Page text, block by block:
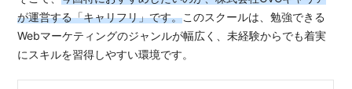
が運営する「キャリフリ」です。このスクールは、勉強できる
Webマーケティングのジャンルが幅広く、未経験からでも着実
にスキルを習得しやすい環境です。